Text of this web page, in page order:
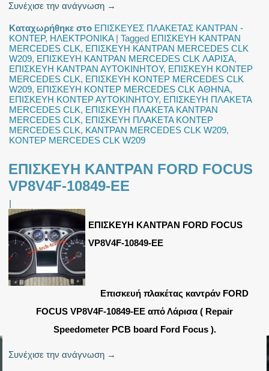
Συνέχισε την ανάγνωση →
Καταχωρήθηκε στο ΕΠΙΣΚΕΥΕΣ ΠΛΑΚΕΤΑΣ ΚΑΝΤΡΑΝ -
ΚΟΝΤΕΡ, ΗΛΕΚΤΡΟΝΙΚΑ|Tagged ΕΠΙΣΚΕΥΗ ΚΑΝΤΡΑΝ
MERCEDES CLK, ΕΠΙΣΚΕΥΗ ΚΑΝΤΡΑΝ MERCEDES CLK
W209, ΕΠΙΣΚΕΥΗ ΚΑΝΤΡΑΝ MERCEDES CLK ΛΑΡΙΣΑ,
ΕΠΙΣΚΕΥΗ ΚΑΝΤΡΑΝ ΑΥΤΟΚΙΝΗΤΟΥ, ΕΠΙΣΚΕΥΗ ΚΟΝΤΕΡ
MERCEDES CLK, ΕΠΙΣΚΕΥΗ ΚΟΝΤΕΡ MERCEDES CLK
W209, ΕΠΙΣΚΕΥΗ ΚΟΝΤΕΡ MERCEDES CLK ΑΘΗΝΑ,
ΕΠΙΣΚΕΥΗ ΚΟΝΤΕΡ ΑΥΤΟΚΙΝΗΤΟΥ, ΕΠΙΣΚΕΥΗ ΠΛΑΚΕΤΑ
MERCEDES CLK, ΕΠΙΣΚΕΥΗ ΠΛΑΚΕΤΑ ΚΑΝΤΡΑΝ
MERCEDES CLK, ΕΠΙΣΚΕΥΗ ΠΛΑΚΕΤΑ ΚΟΝΤΕΡ
MERCEDES CLK, ΚΑΝΤΡΑΝ MERCEDES CLK W209,
ΚΟΝΤΕΡ MERCEDES CLK W209
ΕΠΙΣΚΕΥΗ ΚΑΝΤΡΑΝ FORD FOCUS
VP8V4F-10849-EE
|
ΕΠΙΣΚΕΥΗ ΚΑΝΤΡΑΝ FORD FOCUS
VP8V4F-10849-EE
Επισκευή πλακέτας καντράν FORD
FOCUS VP8V4F-10849-EE από Λάρισα ( Repair
Speedometer PCB board Ford Focus ).
Συνέχισε την ανάγνωση →